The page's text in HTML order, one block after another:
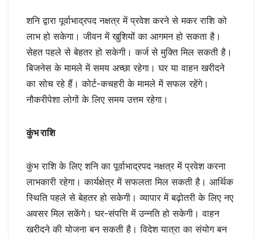
शनि द्वारा पूर्वाभाद्रपद नक्षत्र में प्रवेश करने से मकर राशि को
लाभ हो सकेगा। जीवन में खुशियों का आगमन हो सकता है।
सेहत पहले से बेहतर हो सकेगी। कर्ज से मुक्ति मिल सकती है।
बिजनेस के मामले में समय अच्छा रहेगा। घर या वाहन खरीदने
का सोच रहे हैं। कोर्ट-कचहरी के मामले में सफल रहेंगे।
नौकरीपेशा लोगों के लिए समय उत्तम रहेगा।
कुंभ राशि
कुंभ राशि के लिए शनि का पूर्वाभाद्रपद नक्षत्र में प्रवेश करना
लाभकारी रहेगा। कार्यक्षेत्र में सफलता मिल सकती है। आर्थिक
स्थिति पहले से बेहतर हो सकेगी। व्यापार में बढ़ोतरी के लिए नए
अवसर मिल सकेंगे। घर-संपत्ति में उन्नति हो सकेगी। वाहन
खरीदने की योजना बन सकती है। विदेश यात्रा का संयोग बन